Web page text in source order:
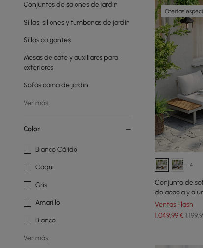
Conjuntos de salones de jardín
Sillas, sillones y tumbonas de jardín
Sillas colgantes
Mesas de café y auxiliares para
exteriores
Sofás cama de jardín
Ver más
Color
Blanco Cálido
Caqui
Gris
Amarillo
Blanco
Ver más
Ofertas
+4
Conjunto de
de acacia y
Ventas Flash
1.049,99€